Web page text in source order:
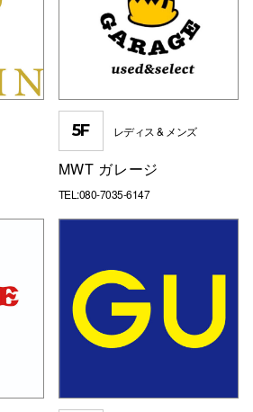
5F レディス & メンズ
MWT ガレージ
TEL:080-7035-6147